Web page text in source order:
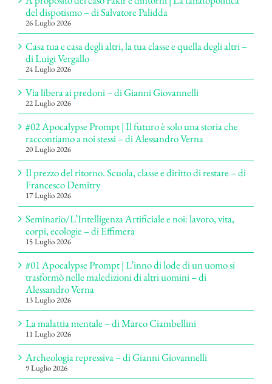
del dispotismo – di Salvatore Palidda
26 Luglio 2026
Casa tua e casa degli altri, la tua classe e quella degli altri –
di Luigi Vergallo
24 Luglio 2026
Via libera ai predoni – di Gianni Giovannelli
22 Luglio 2026
#02 Apocalypse Prompt | Il futuro è solo una storia che
raccontiamo a noi stessi – di Alessandro Verna
20 Luglio 2026
Il prezzo del ritorno. Scuola, classe e diritto di restare – di
Francesco Demitry
17 Luglio 2026
Seminario/L’Intelligenza Artificiale e noi: lavoro, vita,
corpi, ecologie – di Effimera
15 Luglio 2026
#01 Apocalypse Prompt | L’inno di lode di un uomo si
trasformò nelle maledizioni di altri uomini – di
Alessandro Verna
13 Luglio 2026
La malattia mentale – di Marco Ciambellini
11 Luglio 2026
Archeologia repressiva – di Gianni Giovannelli
9 Luglio 2026